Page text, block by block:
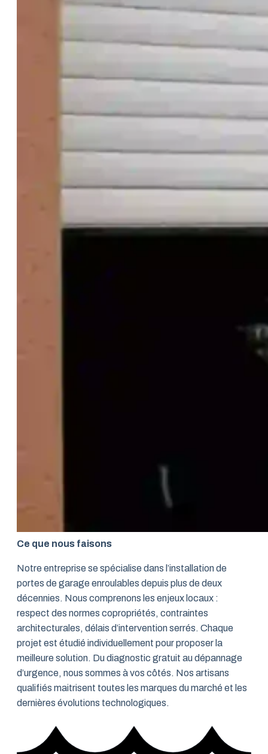
Ce que nous faisons
Notre entreprise se spécialise dans l’installation de
portes de garage enroulables depuis plus de deux
décennies. Nous comprenons les enjeux locaux :
respect des normes copropriétés, contraintes
architecturales, délais d’intervention serrés. Chaque
projet est étudié individuellement pour proposer la
meilleure solution. Du diagnostic gratuit au dépannage
d’urgence, nous sommes à vos côtés. Nos artisans
qualifiés maitrisent toutes les marques du marché et les
dernières évolutions technologiques.